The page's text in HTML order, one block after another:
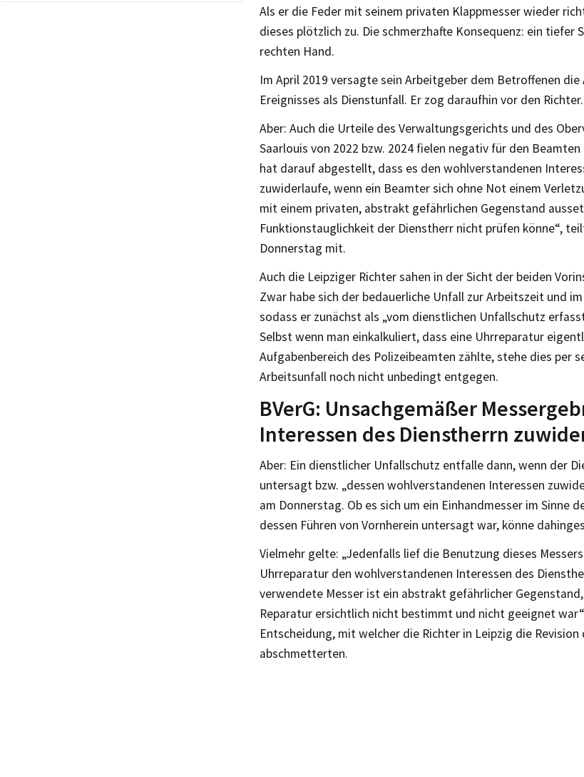
Als er die Feder mit seinem privaten Klappmesser wieder
dieses plötzlich zu. Die schmerzhafte Konsequenz: ein tiefer
rechten Hand.
Im April 2019 versagte sein Arbeitgeber dem Betroffenen die
Ereignisses als Dienstunfall. Er zog daraufhin vor den Richter.
Aber: Auch die Urteile des Verwaltungsgerichts und des
Saarlouis von 2022 bzw. 2024 fielen negativ für den
hat darauf abgestellt, dass es den wohlverstandenen
zuwiderlaufe, wenn ein Beamter sich ohne Not einem
mit einem privaten, abstrakt gefährlichen Gegenstand
Funktionstauglichkeit der Dienstherr nicht prüfen könne“,
Donnerstag mit.
Auch die Leipziger Richter sahen in der Sicht der beiden
Zwar habe sich der bedauerliche Unfall zur Arbeitszeit und
sodass er zunächst als „vom dienstlichen Unfallschutz
Selbst wenn man einkalkuliert, dass eine Uhrreparatur
Aufgabenbereich des Polizeibeamten zählte, stehe dies per
Arbeitsunfall noch nicht unbedingt entgegen.
BVerG: Unsachgemäßer
Interessen des Dienstherrn
Aber: Ein dienstlicher Unfallschutz entfalle dann, wenn der
untersagt bzw. „dessen wohlverstandenen Interessen
am Donnerstag. Ob es sich um ein Einhandmesser im Sinne
dessen Führen von Vornherein untersagt war, könne
Vielmehr gelte: „Jedenfalls lief die Benutzung dieses
Uhrreparatur den wohlverstandenen Interessen des
verwendete Messer ist ein abstrakt gefährlicher
Reparatur ersichtlich nicht bestimmt und nicht geeignet
Entscheidung, mit welcher die Richter in Leipzig die Revision
abschmetterten.